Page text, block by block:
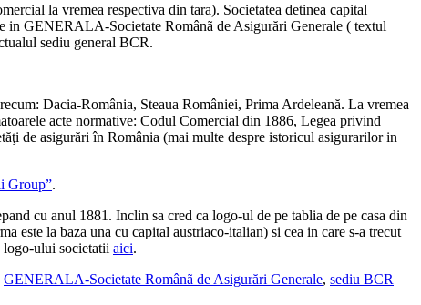
la vremea respectiva din tara). Societatea detinea capital
in GENERALA-Societate Românã de Asigurări Generale ( textul
sediu general BCR.
Dacia-România, Steaua României, Prima Ardeleană. La vremea
acte normative: Codul Comercial din 1886, Legea privind
de asigurări în România (mai multe despre istoricul asigurarilor in
Group”.
cu anul 1881. Inclin sa cred ca logo-ul de pe tablia de pe casa din
este la baza una cu capital austriaco-italian) si cea in care s-a trecut
logo-ului societatii aici.
GENERALA-Societate Românã de Asigurări Generale, sediu BCR